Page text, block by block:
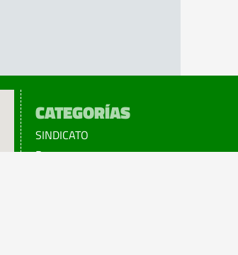
CATEGORÍAS
SINDICATO
Prensa